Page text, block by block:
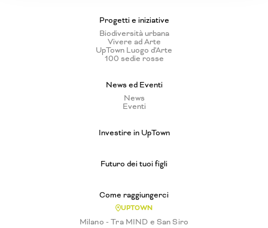
Progetti e iniziative
Biodiversità urbana
Vivere ad Arte
UpTown Luogo d'Arte
100 sedie rosse
News ed Eventi
News
Eventi
Investire in UpTown
Futuro dei tuoi figli
Come raggiungerci
UPTOWN
Milano - Tra MIND e San Siro